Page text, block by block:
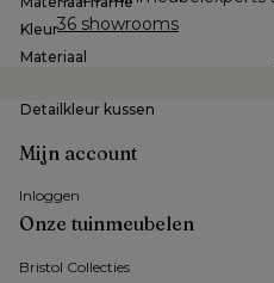
Kleur
Materiaal
Detailkleur kussen
36 showrooms
Onze tuinmeubelen
Bristol Collecties
Mijn account
Inloggen